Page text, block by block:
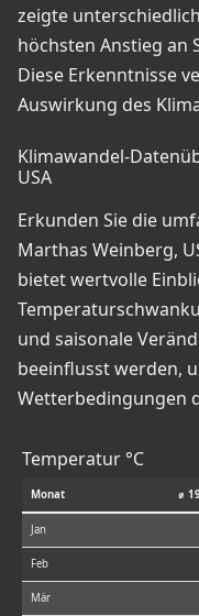
zeigte
höchsten Anstieg an
Diese Erkenntnisse
Auswirkung des
Klimawandel-
USA
Erkunden Sie die
Marthas Weinberg,
bietet wertvolle
und saisonale
beeinflusst werden,
Wetterbedingungen
Temperatur °C
Monat ⌀
Jan
Feb
Mär